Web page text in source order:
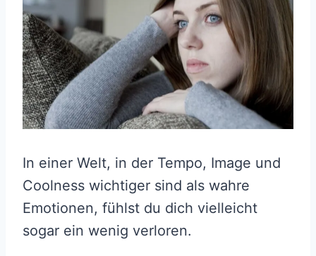
In einer Welt, in der Tempo, Image und
Coolness wichtiger sind als wahre
Emotionen, fühlst du dich vielleicht
sogar ein wenig verloren.